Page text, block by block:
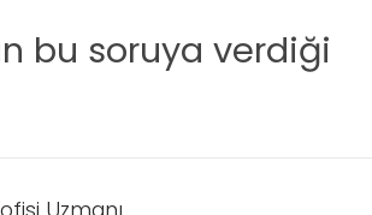
bu soruya verdiği